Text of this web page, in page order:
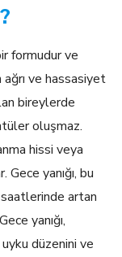
formudur ve
ve hassasiyet
bireylerde
oluşmaz.
hissi veya
yanığı, bu
artan
yanığı,
düzenini ve